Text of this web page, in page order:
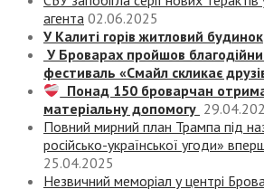
агента 02.06.2025
У Калиті горів житловий будинок
У Броварах пройшов
фестиваль «Смайл скликає
Понад 150 броварчан
матеріальну допомогу
Повний мирний план Трампа під
російсько-української угоди»
25.04.2025
Незвичний меморіал у центрі